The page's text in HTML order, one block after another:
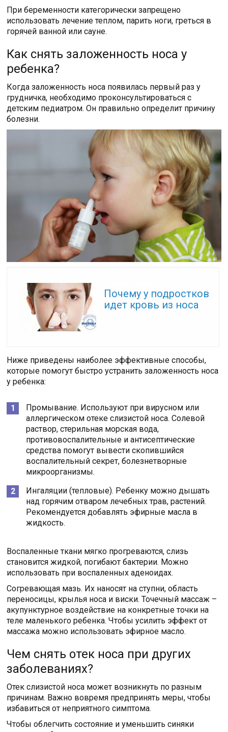
При беременности категорически запрещено
использовать лечение теплом, парить ноги, греться в
горячей ванной или сауне.
Как снять заложенность носа у
ребенка?
Когда заложенность носа появилась первый раз у
грудничка, необходимо проконсультироваться с
детским педиатром. Он правильно определит причину
болезни.
Почему у подростков
идет кровь из носа
Ниже приведены наиболее эффективные способы,
которые помогут быстро устранить заложенность носа
у ребенка:
Промывание. Используют при вирусном или
аллергическом отеке слизистой носа. Солевой
раствор, стерильная морская вода,
противовоспалительные и антисептические
средства помогут вывести скопившийся
воспалительный секрет, болезнетворные
микроорганизмы.
Ингаляции (тепловые). Ребенку можно дышать
над горячим отваром лечебных трав, растений.
Рекомендуется добавлять эфирные масла в
жидкость.
Воспаленные ткани мягко прогреваются, слизь
становится жидкой, погибают бактерии. Можно
использовать при воспаленных аденоидах.
Согревающая мазь. Их наносят на ступни, область
переносицы, крылья носа и виски. Точечный массаж –
акупунктурное воздействие на конкретные точки на
теле маленького ребенка. Чтобы усилить эффект от
массажа можно использовать эфирное масло.
Чем снять отек носа при других
заболеваниях?
Отек слизистой носа может возникнуть по разным
причинам. Важно вовремя предпринять меры, чтобы
избавиться от неприятного симптома.
Чтобы облегчить состояние и уменьшить синяки